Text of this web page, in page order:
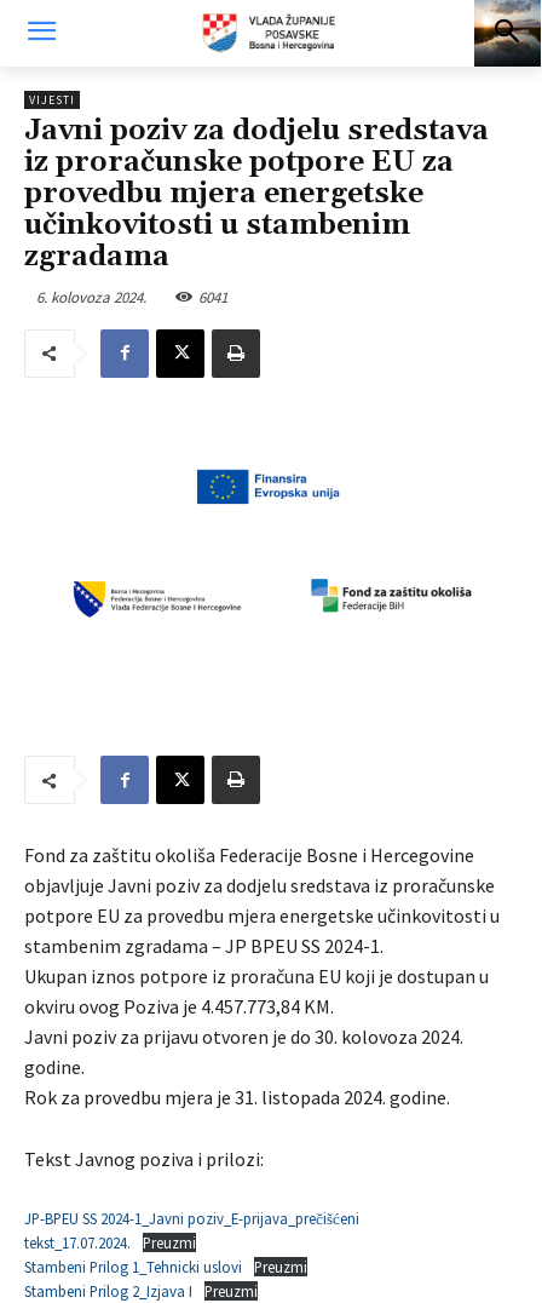
VIJESTI
Javni poziv za dodjelu sredstava
iz proračunske potpore EU za
provedbu mjera energetske
učinkovitosti u stambenim
zgradama
6. kolovoza 2024. 6041
Fond za zaštitu okoliša Federacije Bosne i Hercegovine
objavljuje Javni poziv za dodjelu sredstava iz proračunske
potpore EU za provedbu mjera energetske učinkovitosti u
stambenim zgradama – JP BPEU SS 2024-1.
Ukupan iznos potpore iz proračuna EU koji je dostupan u
okviru ovog Poziva je 4.457.773,84 KM.
Javni poziv za prijavu otvoren je do 30. kolovoza 2024.
godine.
Rok za provedbu mjera je 31. listopada 2024. godine.
Tekst Javnog poziva i prilozi:
JP-BPEU SS 2024-1_Javni poziv_E-prijava_prečišćeni
tekst_17.07.2024.
Preuzmi
Stambeni Prilog 1_Tehnicki uslovi
Preuzmi
Stambeni Prilog 2_Izjava I
Preuzmi